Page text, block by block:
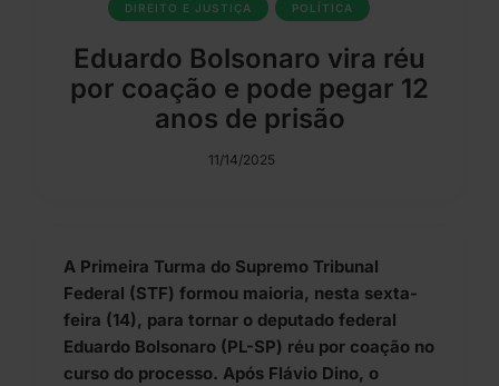
DIREITO E JUSTIÇA POLÍTICA
Eduardo Bolsonaro vira réu
por coação e pode pegar 12
anos de prisão
11/14/2025
A Primeira Turma do Supremo Tribunal
Federal (STF) formou maioria, nesta sexta-
feira (14), para tornar o deputado federal
Eduardo Bolsonaro (PL-SP) réu por coação no
curso do processo. Após Flávio Dino, o